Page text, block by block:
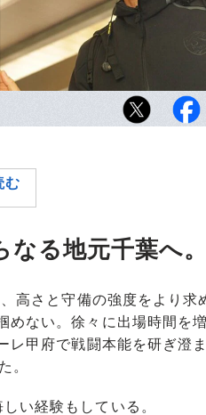
ジェフにとっても、増嶋竜也の加入は
む
る地元千葉へ。
高さと守備の強度をより求
めない。徐々に出場時間を
甲府で戦闘本能を研ぎ澄ま
。
い経験もしている。